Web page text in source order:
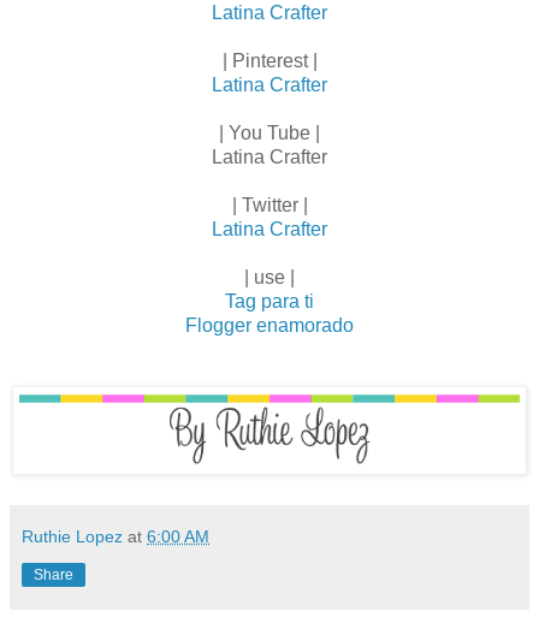
Latina Crafter
| Pinterest |
Latina Crafter
| You Tube |
Latina Crafter
| Twitter |
Latina Crafter
| use |
Tag para ti
Flogger enamorado
Ruthie Lopez at 6:00 AM
Share